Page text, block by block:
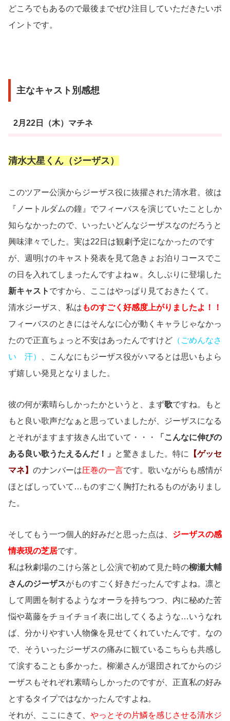
どころでもあるので最後までぜひ注目していただきたいポ
イントです。
主なキャスト別感想
2月22日（木）マチネ
清水大星くん（ジーザス）
このツアー公演からジーザス役に抜擢された清水君。彼は
『ノートルダムの鐘』でフィーバスを演じていたことしか
知らなかったので、いったいどんなジーザスなのだろうと
興味津々でした。実は22日は観劇予定になかったのです
が、週明けのキャスト発表を見て急きょお泊りコースでこ
の日を入れてしまったんですよねｗ。久しぶりに登場した
新キャスト ですから、ここはやっぱり見ておきたくて。
清水ジーザス、私は ものすごく好感度上がりましたよ！！
フィーバスのときにはそんなに心が動くキャラじゃなかっ
たので正直ちょっと不安はあったんですけど （ごめんなさ
い 汗）
、こんなにもジーザス役がハマるとは思いもよら
ず嬉しい発見となりました。
彼の何が素晴らしかったかというと、まず歌ですね。もと
もと良い歌声だなぁと思っていましたが、ジーザスになる
とそれがますます抜きん出ていて・・・
「こんなに伸びの
ある良い歌うたえるんだ！」
と驚きました。特に
【ゲッセ
マネ】 のナンバーは圧巻の一言です。歌いながらも感情が
ほとばしっていて…ものすごく胸打たれるものがありまし
た。
そしてもう一つ個人的好みだと思った点は、 ジーザスの感
情表現の芝居です。
私は秋劇場のこけら落とし公演で初めて見た時の柳瀬大輔
さんのジーザスがものすごく好きだったんですよね。凛と
して周囲を制するようなオーラを持ちつつ、内に秘めた苦
悩や葛藤をチョイチョイ表に出してくるような…いうなれ
ば、分かりやすい人物像を見せてくれていたんです。なの
で、そういったジーザスの痛みに観ているこちらも共感し
て涙することも多かった。柳瀬さんが退団されてからのジ
ーザスもそれぞれ素晴らしかったのですが、正直私の好み
とするタイプではなかったんですよね。
それが、ここにきて、 やっとその片鱗を感じさせる清水ジ